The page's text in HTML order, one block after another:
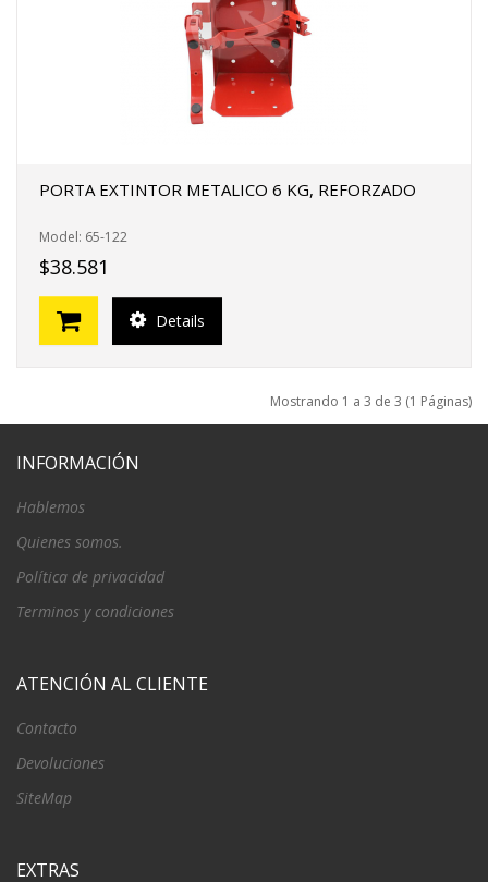
PORTA EXTINTOR METALICO 6 KG, REFORZADO
Model: 65-122
$38.581
Details
Mostrando 1 a 3 de 3 (1 Páginas)
INFORMACIÓN
Hablemos
Quienes somos.
Política de privacidad
Terminos y condiciones
ATENCIÓN AL CLIENTE
Contacto
Devoluciones
SiteMap
EXTRAS